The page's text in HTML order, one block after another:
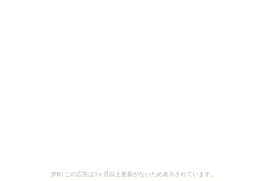
[PR] この広告は3ヶ月以上更新がないため表示されています。